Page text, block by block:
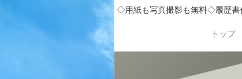
◇用紙も写真撮影も無料◇履歴
トップ